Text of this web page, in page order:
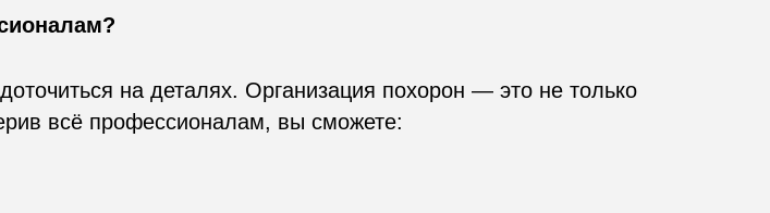
на деталях. Организация похорон — это не только
всё профессионалам, вы сможете: